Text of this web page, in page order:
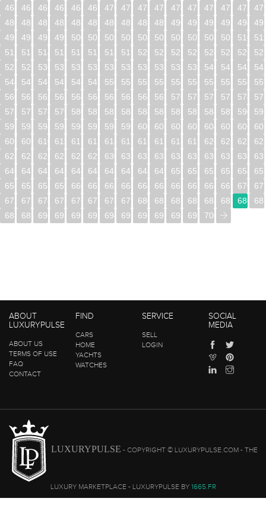
464
465 466 467 468 469 470 471 472 473 474 475 476 477 478
480
481 482 483 484 485 486 487 488 489 490 491 492 493 494
496
497 498 499 500 501 502 503 504 505 506 507 508 509 510
512
513 514 515 516 517 518 519 520 521 522 523 524 525 526
528
529 530 531 532 533 534 535 536 537 538 539 540 541 542
544
545 546 547 548 549 550 551 552 553 554 555 556 557 558
560
561 562 563 564 565 566 567 568 569 570 571 572 573 574
576
577 578 579 580 581 582 583 584 585 586 587 588 589 590
592
593 594 595 596 597 598 599 600 601 602 603 604 605 606
608
609 610 611 612 613 614 615 616 617 618 619 620 621 622
624
625 626 627 628 629 630 631 632 633 634 635 636 637 638
640
641 642 643 644 645 646 647 648 649 650 651 652 653 654
656
657 658 659 660 661 662 663 664 665 666 667 668 669 670
672
673 674 675 676 677 678 679 680 681 682 683 684 685 686
688
689 690 691 692 693 694 695 696 697 698 699 700
ABOUT
LUXURYPULSE
ABOUT US
TERMS OF USE
FAQ
CONTACT
FIND
CARS
HOME
YACHTS
WATCHES
SERVICE
SELL
LOGIN
SOCIAL
MEDIA
LUXURYPULSE - COPYRIGHT © LUXURYPULSE.COM - THE
LUXURY MARKETPLACE - LUXURYPULSE BY 1665.FR